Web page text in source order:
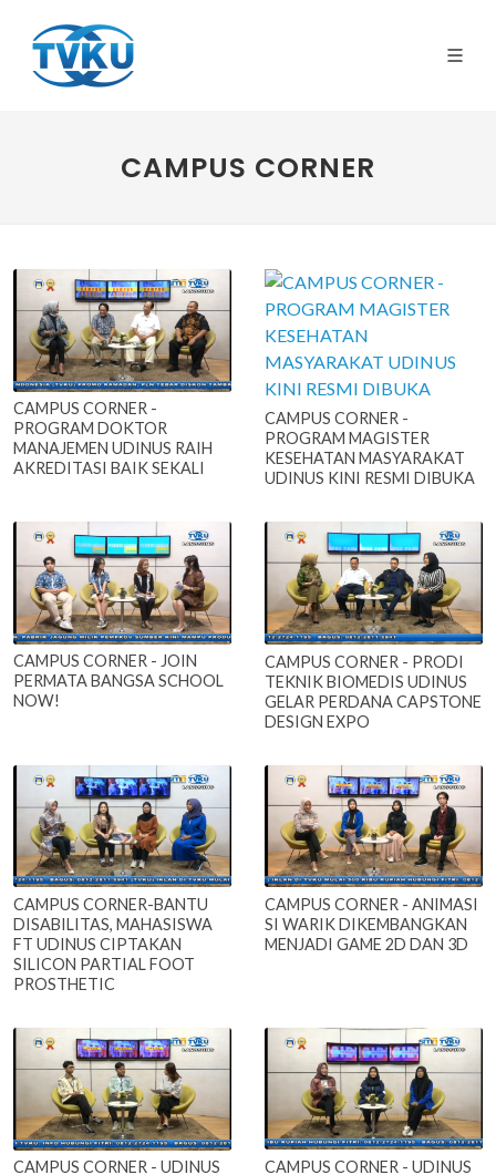
CAMPUS CORNER
CAMPUS CORNER -
PROGRAM DOKTOR
MANAJEMEN UDINUS RAIH
AKREDITASI BAIK SEKALI
CAMPUS CORNER -
PROGRAM MAGISTER
KESEHATAN MASYARAKAT
UDINUS KINI RESMI DIBUKA
CAMPUS CORNER - JOIN
PERMATA BANGSA SCHOOL
NOW!
CAMPUS CORNER - PRODI
TEKNIK BIOMEDIS UDINUS
GELAR PERDANA CAPSTONE
DESIGN EXPO
CAMPUS CORNER-BANTU
DISABILITAS, MAHASISWA
FT UDINUS CIPTAKAN
SILICON PARTIAL FOOT
PROSTHETIC
CAMPUS CORNER - ANIMASI
SI WARIK DIKEMBANGKAN
MENJADI GAME 2D DAN 3D
CAMPUS CORNER - UDINUS
CAMPUS CORNER - UDINUS